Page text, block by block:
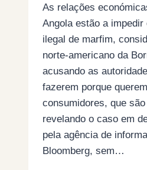
As relações
Angola estão a
ilegal de marfim,
norte-americano da
acusando as
fazerem porque
consumidores, que
revelando o caso em
pela agência de
Bloomberg, sem…